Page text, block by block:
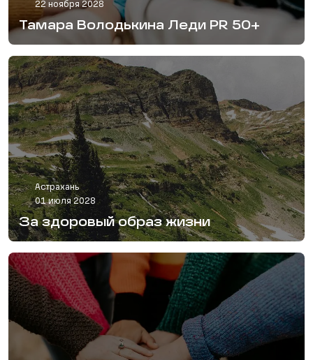
22 ноября 2028
Тамара Володькина Леди PR 50+
Астрахань
01 июля 2028
За здоровый образ жизни